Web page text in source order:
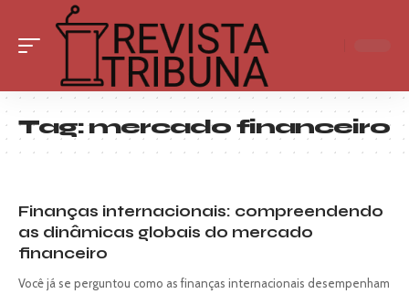
Tag:mercado financeiro
Finanças internacionais: compreendendo
as dinâmicas globais do mercado
financeiro
Você já se perguntou como as finanças internacionais desempenham